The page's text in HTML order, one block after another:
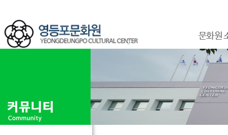
문화원